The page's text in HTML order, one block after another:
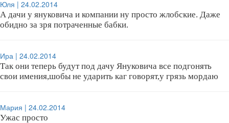
Юля | 24.02.2014
А дачи у януковича и компании ну просто жлобские. Даже
обидно за зря потраченные бабки.
Ира | 24.02.2014
Так они теперь будут под дачу Януковича все подгонять
свои имения,шобы не ударить каг говорят,у грязь мордаю
Мария | 24.02.2014
Ужас просто